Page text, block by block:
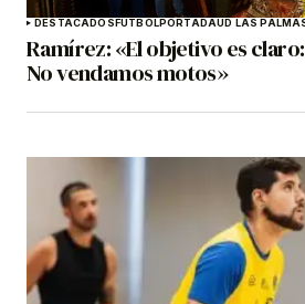
DESTACADOSFÚTBOLPORTADAUD LAS
Ramírez: «El objetivo es
No vendamos motos»